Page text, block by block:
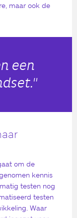
maar ook de
een
om de
kennis
testen nog
testen
Waar